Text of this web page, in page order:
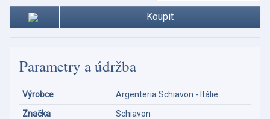
Koupit
Parametry a údržba
Výrobce
Argenteria Schiavon - Itálie
Značka
Schiavon